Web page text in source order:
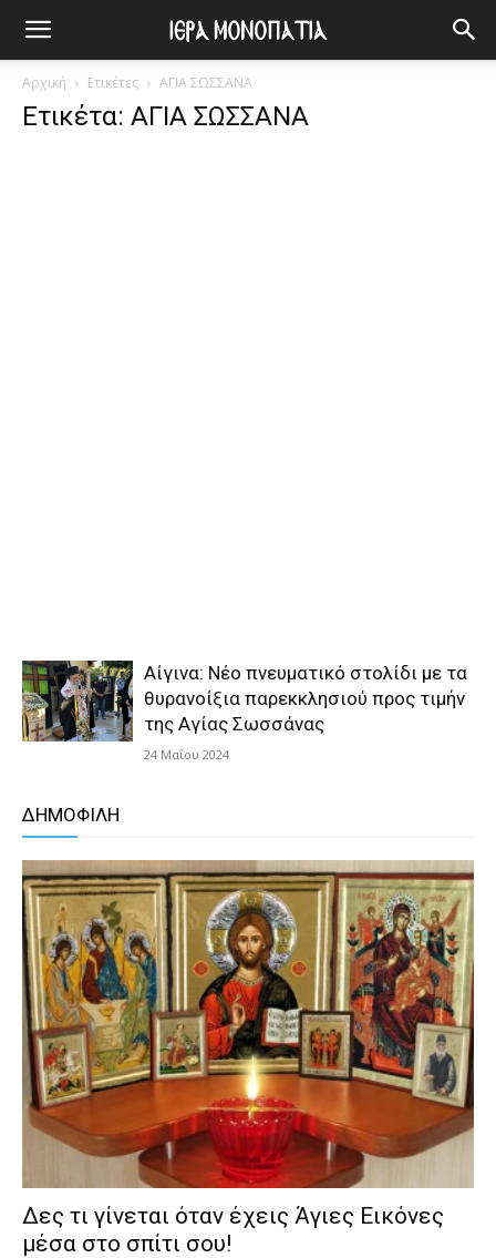
Αρχική Ετικέτες ΑΓΙΑ ΣΩΣΣΑΝΑ
Ετικέτα: ΑΓΙΑ ΣΩΣΣΑΝΑ
Αίγινα: Νέο πνευματικό στολίδι με τα
θυρανοίξια παρεκκλησιού προς τιμήν
της Αγίας Σωσσάνας
24 Μαΐου 2024
ΔΗΜΟΦΙΛΗ
Δες τι γίνεται όταν έχεις Άγιες Εικόνες
μέσα στο σπίτι σου!